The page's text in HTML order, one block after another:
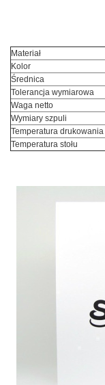
Materiał
Kolor
Średnica
Tolerancja wymiarowa
Waga netto
Wymiary szpuli
Temperatura drukowania
Temperatura stołu